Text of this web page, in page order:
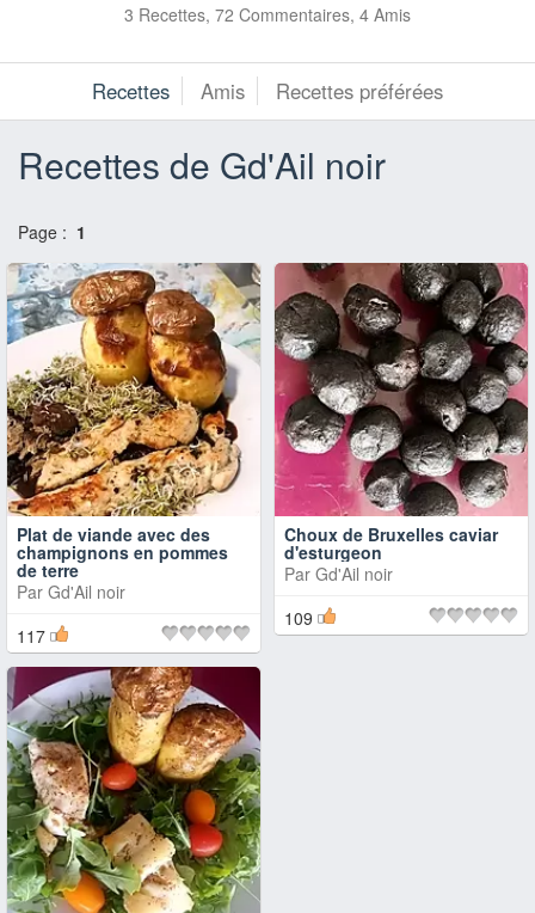
3 Recettes, 72 Commentaires, 4 Amis
Recettes Amis Recettes préférées
Recettes de Gd'Ail noir
Page : 1
Plat de viande avec des
champignons en pommes
de terre
Par Gd'Ail noir
117
Choux de Bruxelles caviar
d'esturgeon
Par Gd'Ail noir
109